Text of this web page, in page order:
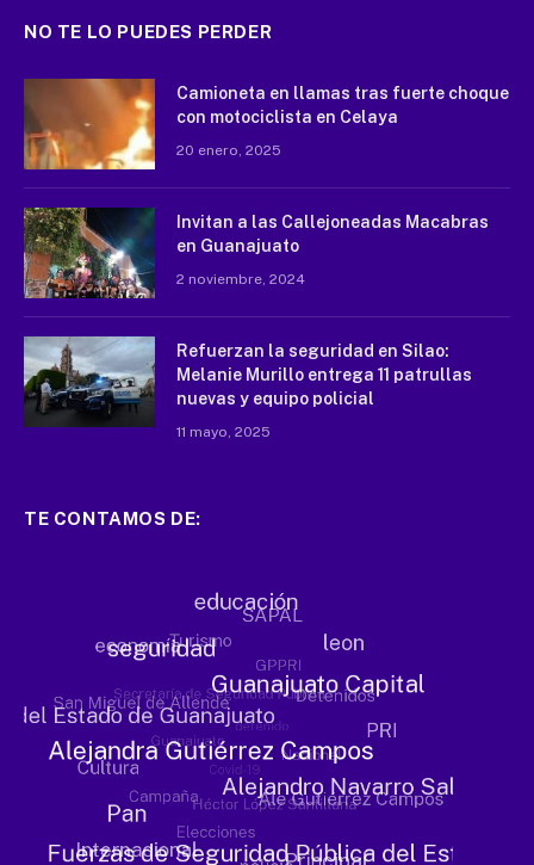
NO TE LO PUEDES PERDER
Camioneta en llamas tras fuerte choque
con motociclista en Celaya
20 enero, 2025
Invitan a las Callejoneadas Macabras
en Guanajuato
2 noviembre, 2024
Refuerzan la seguridad en Silao:
Melanie Murillo entrega 11 patrullas
nuevas y equipo policial
11 mayo, 2025
TE CONTAMOS DE: